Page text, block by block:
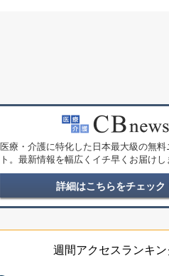
医療・介護に特化した日本最大級の無料
ト。最新情報を幅広くイチ早くお届けし
詳細はこちらをチェック
週間アクセスランキン